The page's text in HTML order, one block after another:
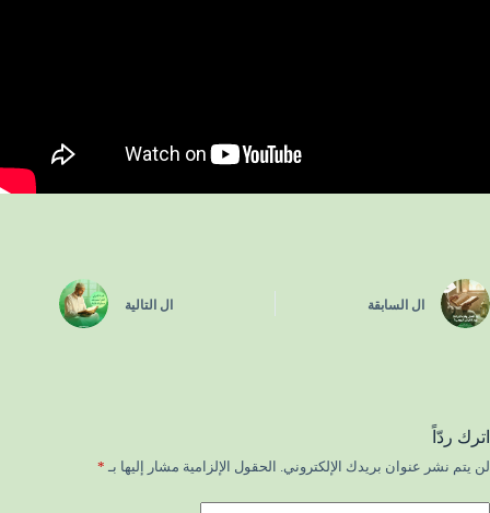
ال السابقة ال التالية
اترك ردّاً
لن يتم نشر عنوان بريدك الإلكتروني. الحقول الإلزامية مشار إليها بـ *